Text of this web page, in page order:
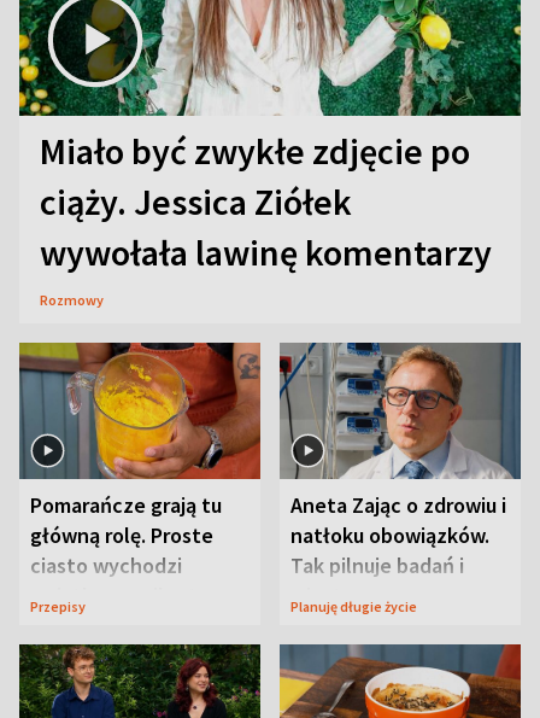
Miało być zwykłe zdjęcie po
ciąży. Jessica Ziółek
wywołała lawinę komentarzy
Rozmowy
Pomarańcze grają tu
główną rolę. Proste
ciasto wychodzi
wyjątkowo wilgotne
Przepisy
Aneta Zając o zdrowiu i
natłoku obowiązków.
Tak pilnuje badań i
wizyt
Planuję długie życie